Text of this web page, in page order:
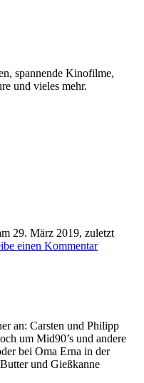
spannende Kinofilme,
und vieles mehr.
29. März 2019, zuletzt
einen Kommentar
an: Carsten und Philipp
um Mid90’s und andere
bei Oma Erna in der
und Gießkanne